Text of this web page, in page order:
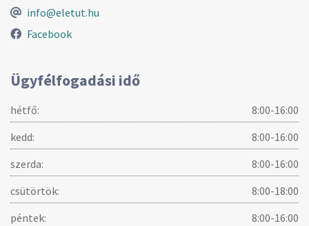
info@eletut.hu
Facebook
Ügyfélfogadási idő
hétfő:
8:00-16:00
kedd:
8:00-16:00
szerda:
8:00-16:00
csütörtök:
8:00-18:00
péntek:
8:00-16:00